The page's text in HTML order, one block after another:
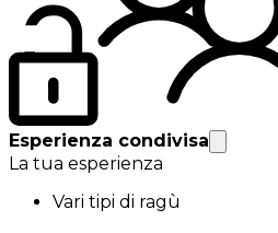
Esperienza condivisa
La tua esperienza
Vari tipi di ragù